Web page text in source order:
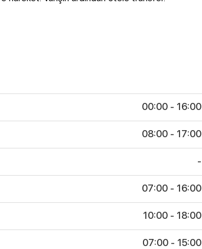
00:00 - 16:00
08:00 - 17:00
-
07:00 - 16:00
10:00 - 18:00
07:00 - 15:00